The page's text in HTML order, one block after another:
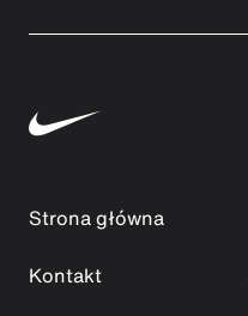
Strona główna
Kontakt